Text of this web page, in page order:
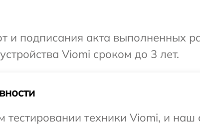
и подписания акта выполненных
Viomi сроком до 3 лет.
техники Viomi, и наш